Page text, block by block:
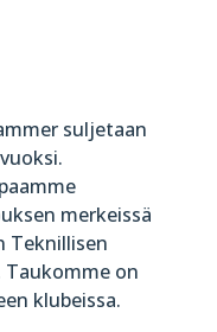
suljetaan
merkeissä
Teknillisen
Taukomme on
klubeissa.